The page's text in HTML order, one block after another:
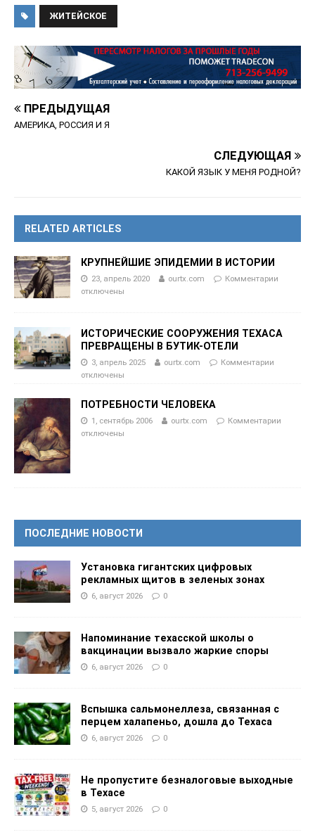
ЖИТЕЙСКОЕ
ПРЕДЫДУЩАЯ
АМЕРИКА, РОССИЯ И Я
СЛЕДУЮЩАЯ
КАКОЙ ЯЗЫК У МЕНЯ РОДНОЙ?
RELATED ARTICLES
КРУПНЕЙШИЕ ЭПИДЕМИИ В ИСТОРИИ
23, апрель 2020 ourtx.com
Комментарии
отключены
ИСТОРИЧЕСКИЕ СООРУЖЕНИЯ ТЕХАСА
ПРЕВРАЩЕНЫ В БУТИК-ОТЕЛИ
3, апрель 2025 ourtx.com
Комментарии
отключены
ПОТРЕБНОСТИ ЧЕЛОВЕКА
1, сентябрь 2006 ourtx.com
Комментарии
отключены
ПОСЛЕДНИЕ НОВОСТИ
Установка гигантских цифровых
рекламных щитов в зеленых зонах
6, август 2026 0
Напоминание техасской школы о
вакцинации вызвало жаркие споры
6, август 2026 0
Вспышка сальмонеллеза, связанная с
перцем халапеньо, дошла до Техаса
6, август 2026 0
Не пропустите безналоговые выходные
в Техасе
5, август 2026 0